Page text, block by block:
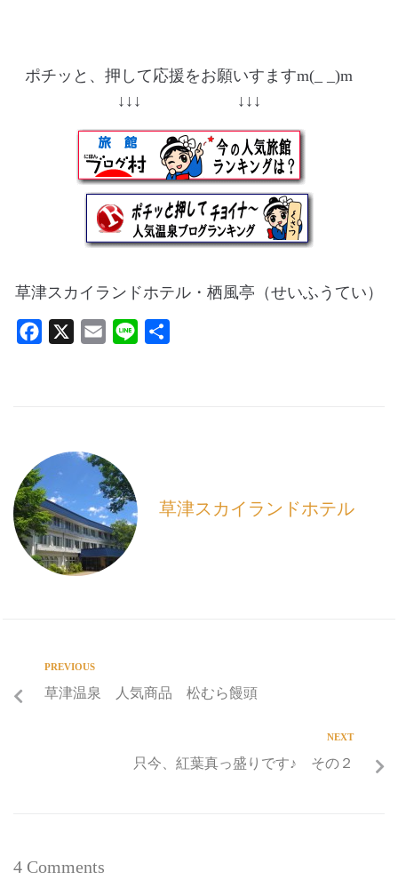
ポチッと、押して応援をお願いすますm(_ _)m
↓↓↓ ↓↓↓
草津スカイランドホテル・栖風亭（せいふうてい）
o
o
k
草津スカイランドホテル
PREVIOUS
草津温泉 人気商品 松むら饅頭
NEXT
只今、紅葉真っ盛りです♪ その２
4 Comments